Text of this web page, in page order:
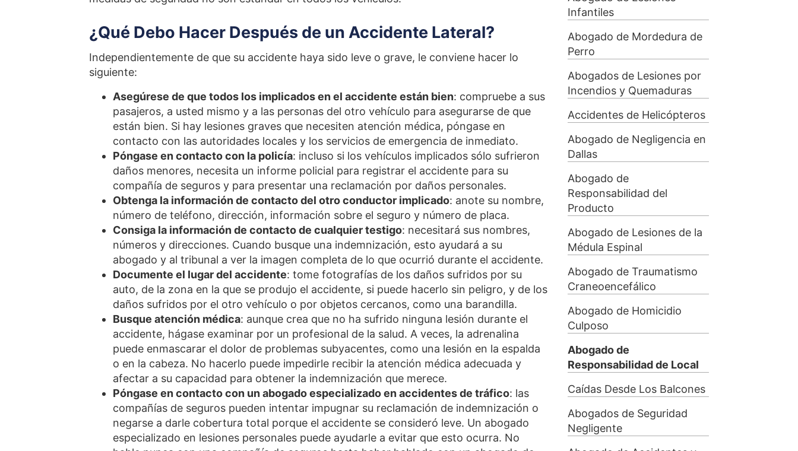
¿Qué Debo Hacer Después de un Accidente Lateral?
Independientemente de que su accidente haya sido leve o grave, le conviene hacer lo
siguiente:
Asegúrese de que todos los implicados en el accidente están bien: compruebe a sus
pasajeros, a usted mismo y a las personas del otro vehículo para asegurarse de que
están bien. Si hay lesiones graves que necesiten atención médica, póngase en
contacto con las autoridades locales y los servicios de emergencia de inmediato.
Póngase en contacto con la policía: incluso si los vehículos implicados sólo sufrieron
daños menores, necesita un informe policial para registrar el accidente para su
compañía de seguros y para presentar una reclamación por daños personales.
Obtenga la información de contacto del otro conductor implicado: anote su nombre,
número de teléfono, dirección, información sobre el seguro y número de placa.
Consiga la información de contacto de cualquier testigo: necesitará sus nombres,
números y direcciones. Cuando busque una indemnización, esto ayudará a su
abogado y al tribunal a ver la imagen completa de lo que ocurrió durante el accidente.
Documente el lugar del accidente: tome fotografías de los daños sufridos por su
auto, de la zona en la que se produjo el accidente, si puede hacerlo sin peligro, y de los
daños sufridos por el otro vehículo o por objetos cercanos, como una barandilla.
Busque atención médica: aunque crea que no ha sufrido ninguna lesión durante el
accidente, hágase examinar por un profesional de la salud. A veces, la adrenalina
puede enmascarar el dolor de problemas subyacentes, como una lesión en la espalda
o en la cabeza. No hacerlo puede impedirle recibir la atención médica adecuada y
afectar a su capacidad para obtener la indemnización que merece.
Póngase en contacto con un abogado especializado en accidentes de tráfico: las
compañías de seguros pueden intentar impugnar su reclamación de indemnización o
negarse a darle cobertura total porque el accidente se consideró leve. Un abogado
especializado en lesiones personales puede ayudarle a evitar que esto ocurra. No
Infantiles
Abogado de Mordedura de
Perro
Abogados de Lesiones por
Incendios y Quemaduras
Accidentes de Helicópteros
Abogado de Negligencia en
Dallas
Abogado de
Responsabilidad del
Producto
Abogado de Lesiones de la
Médula Espinal
Abogado de Traumatismo
Craneoencefálico
Abogado de Homicidio
Culposo
Abogado de
Responsabilidad de Local
Caídas Desde Los Balcones
Abogados de Seguridad
Negligente